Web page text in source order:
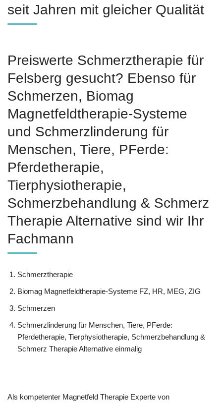
seit Jahren mit gleicher Qualität
Preiswerte Schmerztherapie für
Felsberg gesucht? Ebenso für
Schmerzen, Biomag
Magnetfeldtherapie-Systeme
und Schmerzlinderung für
Menschen, Tiere, PFerde:
Pferdetherapie,
Tierphysiotherapie,
Schmerzbehandlung & Schmerz
Therapie Alternative sind wir Ihr
Fachmann
Schmerztherapie
Biomag Magnetfeldtherapie-Systeme FZ, HR, MEG, ZIG
Schmerzen
Schmerzlinderung für Menschen, Tiere, PFerde:
Pferdetherapie, Tierphysiotherapie, Schmerzbehandlung &
Schmerz Therapie Alternative einmalig
Als kompetenter Magnetfeld Therapie Experte von